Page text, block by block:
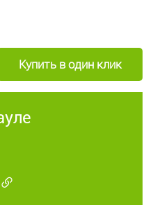
Купить в один клик